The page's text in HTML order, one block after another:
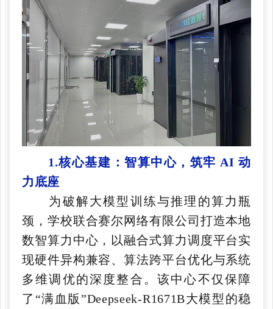
1.核心基建：智算中心，筑牢 AI 动
力底座
为破解大模型训练与推理的算力瓶
颈，学校联合赛尔网络有限公司打造本地
数智算力中心，以融合式算力调度平台实
现硬件异构兼容、算法跨平台优化与系统
多维调优的深度整合。该中心不仅保障
了“满血版”Deepseek-R1671B大模型的稳